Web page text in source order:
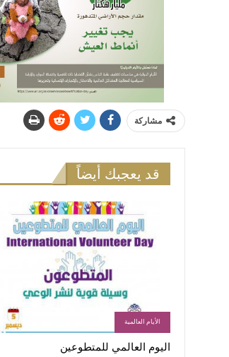
مشاركة
قد يعجبك أيضاً
الأيام العالمية
اليوم العالمي للمتطوعين